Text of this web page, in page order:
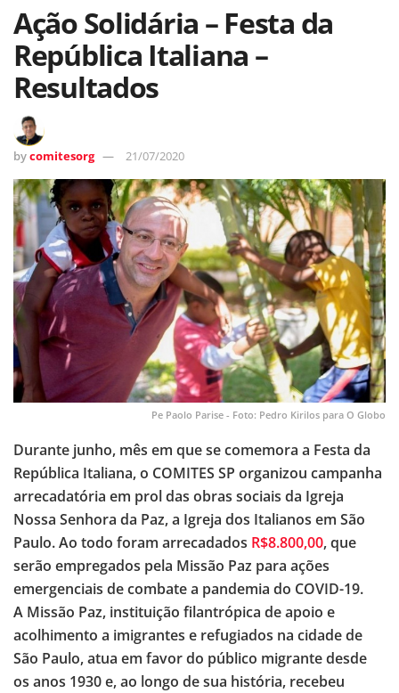
Ação Solidária – Festa da
República Italiana –
Resultados
bycomitesorg 21/07/2020
Pe Paolo Parise - Foto: Pedro Kirilos para O Globo
Durante junho, mês em que se comemora a Festa da
República Italiana, o COMITES SP organizou campanha
arrecadatória em prol das obras sociais da Igreja
Nossa Senhora da Paz, a Igreja dos Italianos em São
Paulo. Ao todo foram arrecadados R$8.800,00, que
serão empregados pela Missão Paz para ações
emergenciais de combate a pandemia do COVID-19.
A Missão Paz, instituição filantrópica de apoio e
acolhimento a imigrantes e refugiados na cidade de
São Paulo, atua em favor do público migrante desde
os anos 1930 e, ao longo de sua história, recebeu